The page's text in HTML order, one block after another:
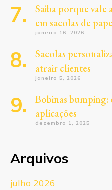
Saiba porque vale
em sacolas de
janeiro 16, 2026
Sacolas
atrair clientes
janeiro 5, 2026
Bobinas bumping:
aplicações
dezembro 1, 2025
Arquivos
julho 2026